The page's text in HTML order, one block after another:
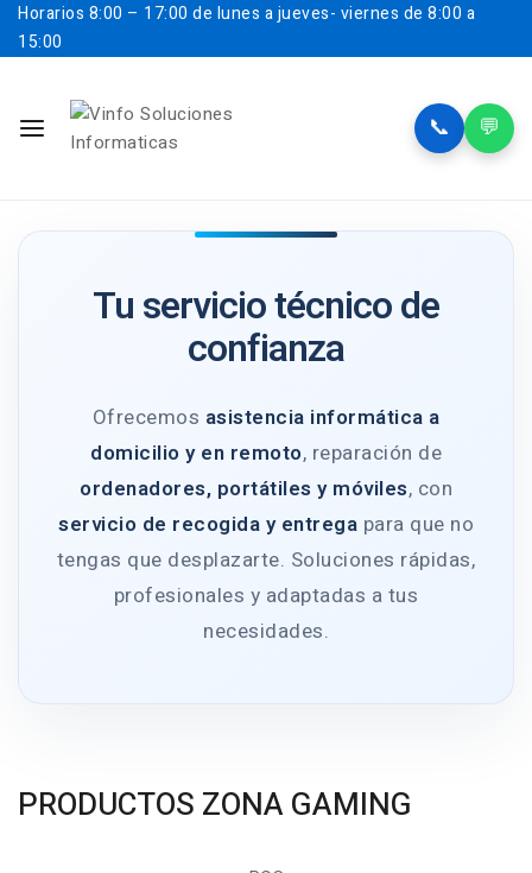
Horarios 8:00 – 17:00 de lunes a jueves- viernes de 8:00 a
15:00
📞 💬
Tu servicio técnico de
confianza
Ofrecemos asistencia informática a
domicilio y en remoto, reparación de
ordenadores, portátiles y móviles, con
servicio de recogida y entrega para que no
tengas que desplazarte. Soluciones rápidas,
profesionales y adaptadas a tus
necesidades.
PRODUCTOS ZONA GAMING